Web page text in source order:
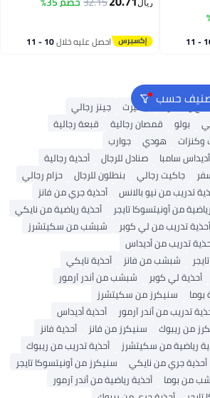
10 - 11
2 ريال
احصل عليه خلال 10 - 11
حسب
والعمرة تيشيرت
جينز رجالي
بولو قمصان رجالية
قبعة رجالية
وكنزات هودي
جوارب
أديداس سامبا صنادل للرجال
أحذية رجالية
جاكيت رجالي بنطلون للرجال
حزام رجالي
تدريب من نيو بالانس
أحذية جري من فانز
من أونيتسوكا تايجر
أحذية رياضية من نايكي
أحذية تدريب من لي كوبر
شبشب من سكيتشرز
تدريب من أديداس
شبشب من فانز
أحذية نايكي
أحذية لي كوبر
شبشب من أندر آرمور
بوما
سنيكرز من سكيتشرز
تدريب من أندر آرمور
أحذية أديداس
من ريبوك سنيكرز من فانز
أحذية فانز
رياضية من سكيتشرز
أحذية تدريب من ريبوك
أحذية جري من نايكي
سنيكرز من أونيتسوكا تايجر
من بوما
أحذية رياضية من أندر آرمور